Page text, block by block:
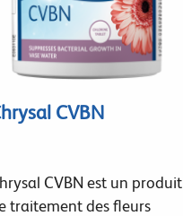
CVBN
CVBN est un produit
traitement des fleurs